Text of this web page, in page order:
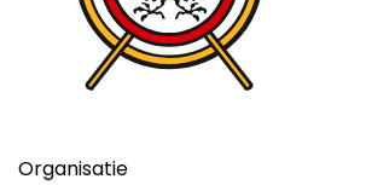
Organisatie